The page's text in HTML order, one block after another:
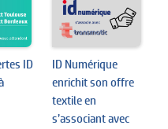
ID
ID Numérique
enrichit son offre
textile en
s’associant avec